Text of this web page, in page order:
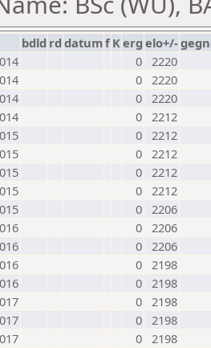
bdld rd datumf Kerg elo+/-
0 2220
0 2220
0 2220
0 2212
0 2212
0 2212
0 2212
0 2212
0 2206
0 2206
0 2206
0 2198
0 2198
0 2198
0 2198
0 2198